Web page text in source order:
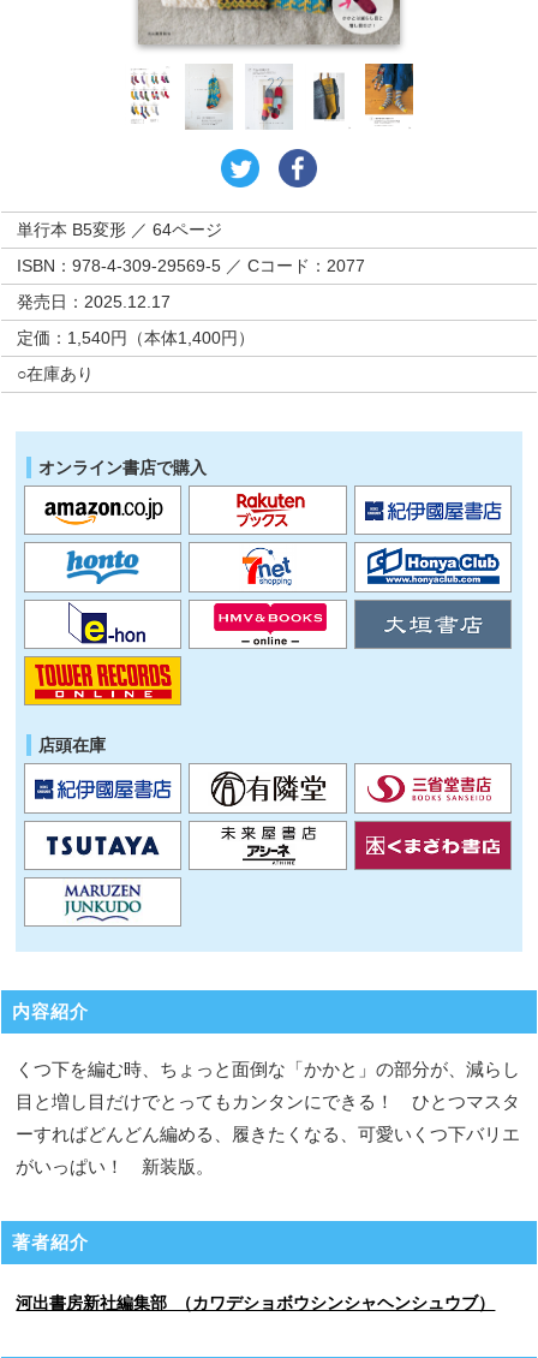
単行本 B5変形 ／ 64ページ
ISBN：978-4-309-29569-5 ／ Cコード：2077
発売日：2025.12.17
定価：1,540円（本体1,400円）
○在庫あり
オンライン書店で購入
店頭在庫
内容紹介
くつ下を編む時、ちょっと面倒な「かかと」の部分が、減らし
目と増し目だけでとってもカンタンにできる！ ひとつマスタ
ーすればどんどん編める、履きたくなる、可愛いくつ下バリエ
がいっぱい！ 新装版。
著者紹介
河出書房新社編集部 （カワデショボウシンシャヘンシュウブ）